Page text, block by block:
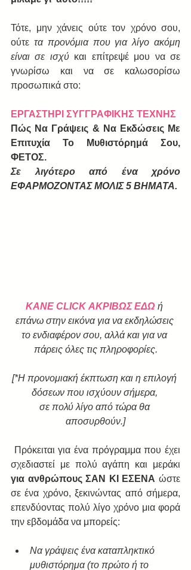
Τότε, μην χάνεις ούτε τον χρόνο σου,
ούτε τα προνόμια που για λίγο ακόμη
είναι σε ισχύ και επίτρεψέ μου να σε
γνωρίσω και να σε καλωσορίσω
προσωπικά στο:
ΕΡΓΑΣΤΗΡΙ ΣΥΓΓΡΑΦΙΚΗΣ ΤΕΧΝΗΣ
Πώς Να Γράψεις & Να Εκδώσεις Με
Επιτυχία Το Μυθιστόρημά Σου,
ΦΕΤΟΣ.
Σε λιγότερο από ένα χρόνο
ΕΦΑΡΜΟΖΟΝΤΑΣ ΜΟΛΙΣ 5 ΒΗΜΑΤΑ.
ΚΑΝΕ CLICK ΑΚΡΙΒΩΣ ΕΔΩ ή
επάνω στην εικόνα για να εκδηλώσεις
το ενδιαφέρον σου, αλλά και για να
πάρεις όλες τις πληροφορίες.
[*Η προνομιακή έκπτωση και η επιλογή
δόσεων που ισχύουν σήμερα,
σε πολύ λίγο από τώρα θα
αποσυρθούν.]
για ανθρώπους ΣΑΝ ΚΙ ΕΣΕΝΑ ώστε
σε ένα χρόνο, ξεκινώντας από σήμερα,
επενδύοντας πολύ λίγο χρόνο μια φορά
την εβδομάδα να μπορείς:
Να γράψεις ένα καταπληκτικό
μυθιστόρημα (το πρώτο ή το